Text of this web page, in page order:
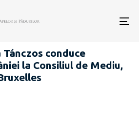
conduce
la Consiliul de Mediu,